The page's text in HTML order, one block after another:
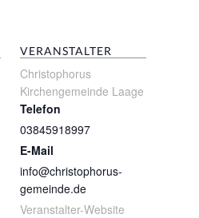
VERANSTALTER
Christophorus
Kirchengemeinde Laage
Telefon
03845918997
E-Mail
info@christophorus-
gemeinde.de
Veranstalter-Website